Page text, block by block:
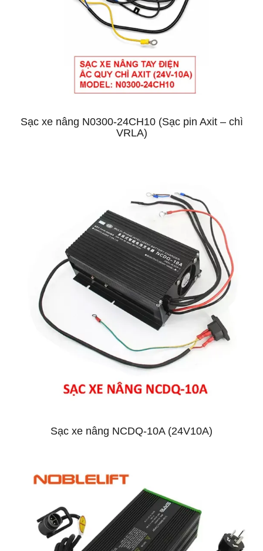
Sạc xe nâng N0300-24CH10 (Sạc pin Axit – chì
VRLA)
Sạc xe nâng NCDQ-10A (24V10A)